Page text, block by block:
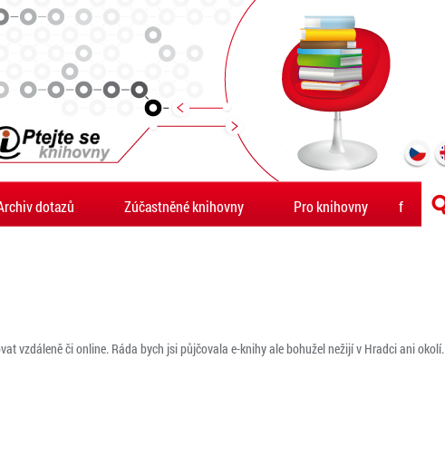
dotazů Zúčastněné knihovny Pro knihovny f
vzdáleně či online. Ráda bych jsi půjčovala e-knihy ale bohužel nežijí v Hradci ani okolí.